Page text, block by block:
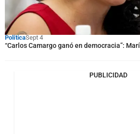
PolíticaSept 4
“Carlos Camargo ganó en democracia”:
PUBLICIDAD